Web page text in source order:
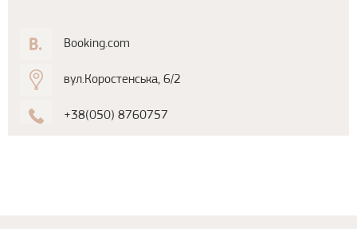
Booking.com
вул.Коростенська, 6/2
+38(050) 8760757